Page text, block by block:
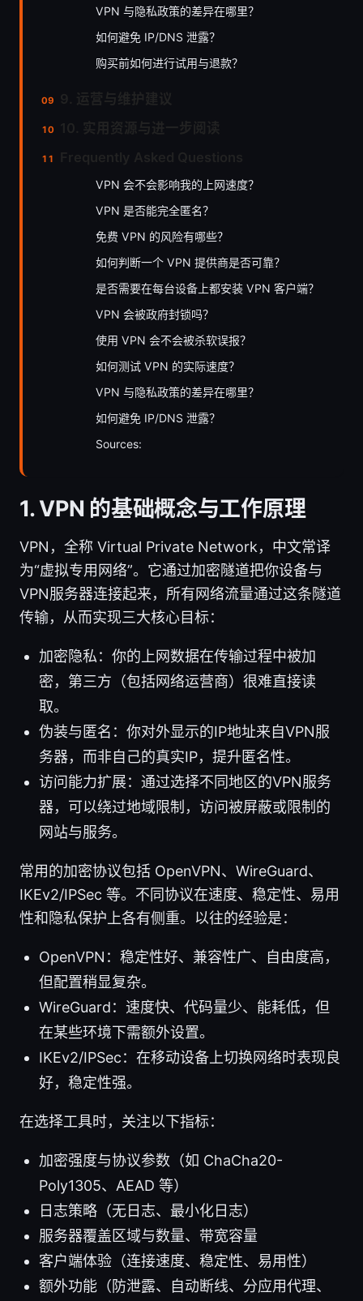
VPN 与隐私政策的差异在哪里？
如何避免 IP/DNS 泄露？
购买前如何进行试用与退款？
VPN 会不会影响我的上网速度？
VPN 是否能完全匿名？
免费 VPN 的风险有哪些？
如何判断一个 VPN 提供商是否可靠？
是否需要在每台设备上都安装 VPN 客户端？
VPN 会被政府封锁吗？
使用 VPN 会不会被杀软误报？
如何测试 VPN 的实际速度？
VPN 与隐私政策的差异在哪里？
如何避免 IP/DNS 泄露？
Sources:
1. VPN 的基础概念与工作原理
VPN，全称 Virtual Private Network，中文常译
为“虚拟专用网络”。它通过加密隧道把你设备与
VPN服务器连接起来，所有网络流量通过这条隧道
传输，从而实现三大核心目标：
加密隐私：你的上网数据在传输过程中被加
密，第三方（包括网络运营商）很难直接读
取。
伪装与匿名：你对外显示的IP地址来自VPN服
务器，而非自己的真实IP，提升匿名性。
访问能力扩展：通过选择不同地区的VPN服务
器，可以绕过地域限制，访问被屏蔽或限制的
网站与服务。
常用的加密协议包括 OpenVPN、WireGuard、
IKEv2/IPSec 等。不同协议在速度、稳定性、易用
性和隐私保护上各有侧重。以往的经验是：
OpenVPN：稳定性好、兼容性广、自由度高，
但配置稍显复杂。
WireGuard：速度快、代码量少、能耗低，但
在某些环境下需额外设置。
IKEv2/IPSec：在移动设备上切换网络时表现良
好，稳定性强。
在选择工具时，关注以下指标：
加密强度与协议参数（如 ChaCha20-
Poly1305、AEAD 等）
日志策略（无日志、最小化日志）
服务器覆盖区域与数量、带宽容量
客户端体验（连接速度、稳定性、易用性）
额外功能（防泄露、自动断线、分应用代理、